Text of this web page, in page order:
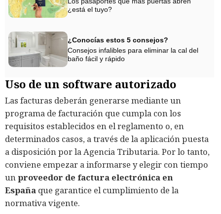
¿está el tuyo?
¿Conocías estos 5 consejos?
Consejos infalibles para eliminar la cal del
baño fácil y rápido
Uso de un software autorizado
Las facturas deberán generarse mediante un
programa de facturación que cumpla con los
requisitos establecidos en el reglamento o, en
determinados casos, a través de la aplicación puesta
a disposición por la Agencia Tributaria. Por lo tanto,
conviene empezar a informarse y elegir con tiempo
unproveedor de factura electrónica en
España que garantice el cumplimiento de la
normativa vigente.